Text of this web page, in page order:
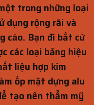
trong những loại
dụng rộng rãi và
cáo. Bạn đi bất cứ
các loại bảng hiệu
liệu hợp kim
ốp mặt dựng alu
tạo nên thẩm mỹ